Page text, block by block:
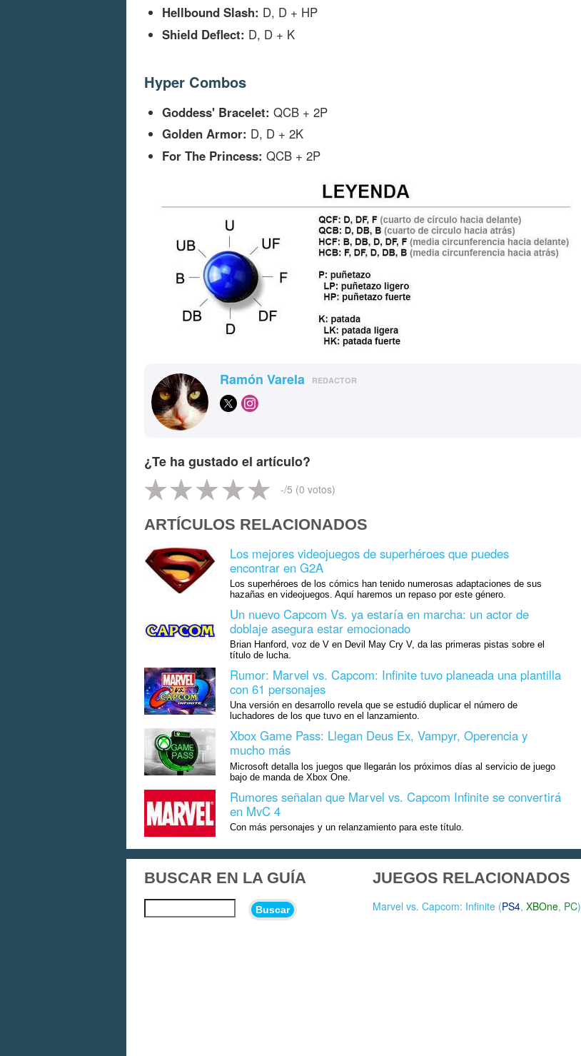
Hellbound Slash: D, D + HP
Shield Deflect: D, D + K
Hyper Combos
Goddess' Bracelet: QCB + 2P
Golden Armor: D, D + 2K
For The Princess: QCB + 2P
Ramón Varela REDACTOR
¿Te ha gustado el artículo?
-/5 (0 votos)
ARTÍCULOS RELACIONADOS
Los mejores videojuegos de superhéroes que puedes
encontrar en G2A
Los superhéroes de los cómics han tenido numerosas adaptaciones de sus
hazañas en videojuegos. Aquí haremos un repaso por este género.
Un nuevo Capcom Vs. ya estaría en marcha: un actor de
doblaje asegura estar emocionado
Brian Hanford, voz de V en Devil May Cry V, da las primeras pistas sobre el
título de lucha.
Rumor: Marvel vs. Capcom: Infinite tuvo planeada una plantilla
con 61 personajes
Una versión en desarrollo revela que se estudió duplicar el número de
luchadores de los que tuvo en el lanzamiento.
Xbox Game Pass: Llegan Deus Ex, Vampyr, Operencia y
mucho más
Microsoft detalla los juegos que llegarán los próximos días al servicio de juego
bajo de manda de Xbox One.
Rumores señalan que Marvel vs. Capcom Infinite se convertirá
en MvC 4
Con más personajes y un relanzamiento para este título.
BUSCAR EN LA GUÍA
Buscar
JUEGOS RELACIONADOS
Marvel vs. Capcom: Infinite (PS4, XBOne, PC)